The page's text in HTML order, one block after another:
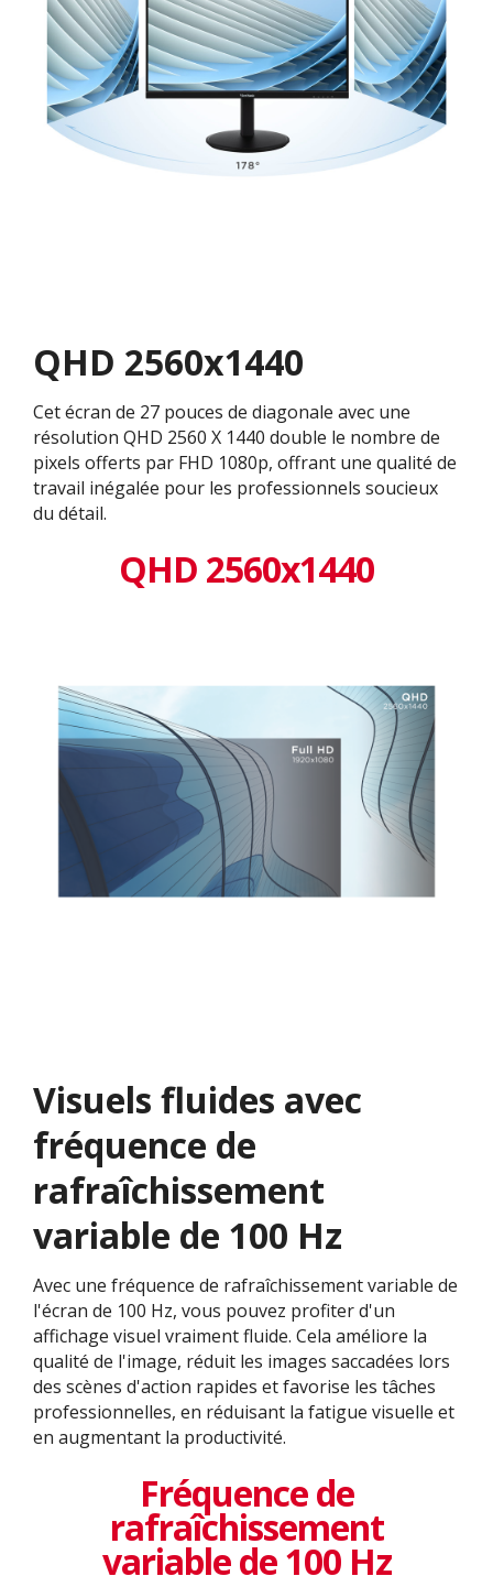
QHD 2560x1440
Cet écran de 27 pouces de diagonale avec une
résolution QHD 2560 X 1440 double le nombre de
pixels offerts par FHD 1080p, offrant une qualité de
travail inégalée pour les professionnels soucieux
du détail.
QHD 2560x1440
Visuels fluides avec
fréquence de
rafraîchissement
variable de 100 Hz
Avec une fréquence de rafraîchissement variable de
l'écran de 100 Hz, vous pouvez profiter d'un
affichage visuel vraiment fluide. Cela améliore la
qualité de l'image, réduit les images saccadées lors
des scènes d'action rapides et favorise les tâches
professionnelles, en réduisant la fatigue visuelle et
en augmentant la productivité.
Fréquence de
rafraîchissement
variable de 100 Hz